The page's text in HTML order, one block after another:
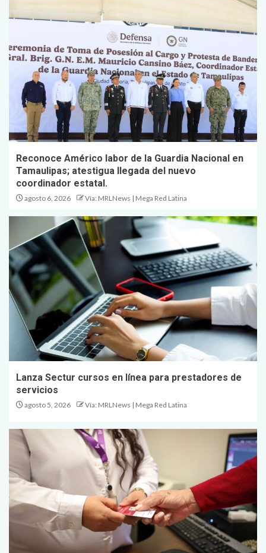
Reconoce Américo labor de la Guardia Nacional en
Tamaulipas; atestigua llegada del nuevo
coordinador estatal.
agosto 6, 2026 Vía: MRLNews | Mega Red Latina
Lanza Sectur cursos en línea para prestadores de
servicios
agosto 5, 2026 Vía: MRLNews | Mega Red Latina